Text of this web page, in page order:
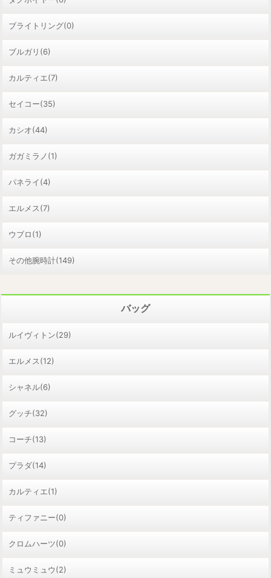
ブライトリング(0)
ブルガリ(6)
カルティエ(7)
セイコー(35)
カシオ(44)
ガガミラノ(1)
パネライ(4)
エルメス(7)
ウブロ(1)
その他腕時計(149)
バッグ
ルイヴィトン(29)
エルメス(12)
シャネル(6)
グッチ(32)
コーチ(13)
プラダ(14)
カルティエ(1)
ティファニー(0)
クロムハーツ(0)
ミュウミュウ(2)